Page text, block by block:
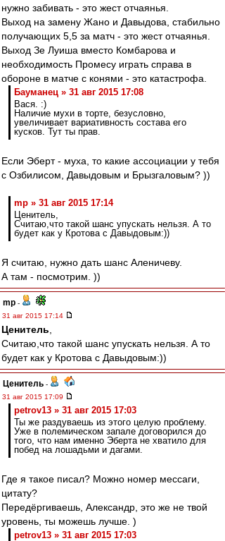
нужно забивать - это жест отчаянья.
Выход на замену Жано и Давыдова, стабильно
получающих 5,5 за матч - это жест отчаянья.
Выход Зе Луиша вместо Комбарова и
необходимость Промесу играть справа в
обороне в матче с конями - это катастрофа.
Бауманец » 31 авг 2015 17:08
Вася. :)
Наличие мухи в торте, безусловно,
увеличивает вариативность состава его
кусков. Тут ты прав.
Если Эберт - муха, то какие ассоциации у тебя
с Озбилисом, Давыдовым и Брызгаловым? ))
mp » 31 авг 2015 17:14
Ценитель,
Считаю,что такой шанс упускать нельзя. А то
будет как у Кротова с Давыдовым:))
Я считаю, нужно дать шанс Аленичеву.
А там - посмотрим. ))
mp -
31 авг 2015 17:14
Ценитель
Считаю,что такой шанс упускать нельзя. А то
будет как у Кротова с Давыдовым:))
Ценитель -
31 авг 2015 17:09
petrov13 » 31 авг 2015 17:03
Ты же раздуваешь из этого целую проблему.
Уже в полемическом запале договорился до
того, что нам именно Эберта не хватило для
побед на лошадьми и дагами.
Где я такое писал? Можно номер мессаги,
цитату?
Передёргиваешь, Александр, это же не твой
уровень, ты можешь лучше. )
petrov13 » 31 авг 2015 17:03